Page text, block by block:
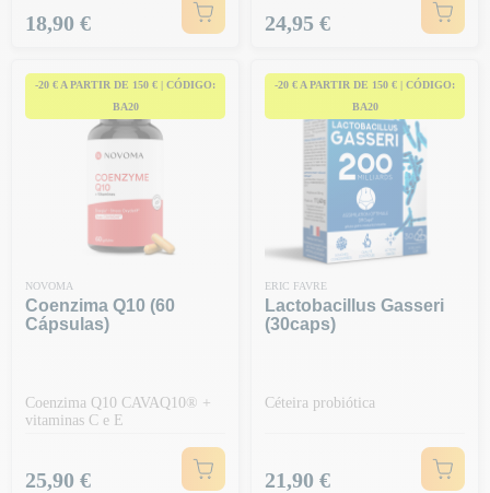
Preço
18,90 € Preço
24,95 €
-20 € A PARTIR DE 150 € | CÓDIGO:
BA20
NOVOMA
Coenzima Q10 (60
Cápsulas)
Coenzima Q10 CAVAQ10® +
vitaminas C e E
Preço
25,90 €
-20 € A PARTIR DE 150 € | CÓDIGO:
BA20
ERIC FAVRE
Lactobacillus Gasseri
(30caps)
Céteira probiótica
Preço
21,90 €